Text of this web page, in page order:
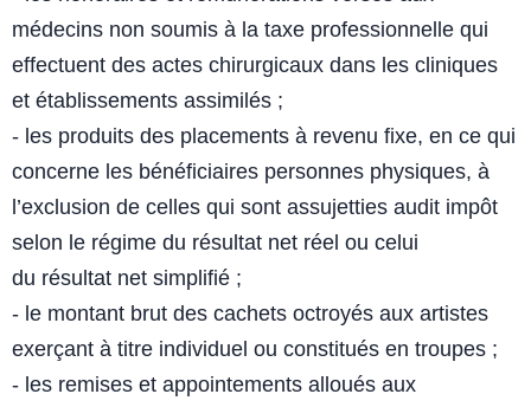
médecins non soumis à la taxe professionnelle qui
effectuent des actes chirurgicaux dans les cliniques
et établissements assimilés ;
- les produits des placements à revenu fixe, en ce qui
concerne les bénéficiaires personnes physiques, à
l’exclusion de celles qui sont assujetties audit impôt
selon le régime du résultat net réel ou celui
du résultat net simplifié ;
- le montant brut des cachets octroyés aux artistes
exerçant à titre individuel ou constitués en troupes ;
- les remises et appointements alloués aux